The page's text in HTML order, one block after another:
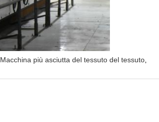
Macchina più asciutta del tessuto del tessuto